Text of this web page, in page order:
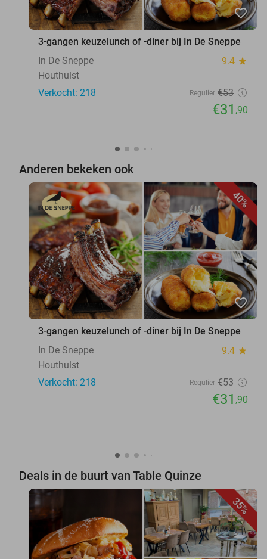
favorite_border
3-gangen keuzelunch of -diner bij In De Sneppe
In De Sneppe
9.4 star
Houthulst
Verkocht: 218
Regulier €53
€31 ,90
Anderen bekeken ook
40%
favorite_border
3-gangen keuzelunch of -diner bij In De Sneppe
In De Sneppe
9.4 star
Houthulst
Verkocht: 218
Regulier €53
€31 ,90
Deals in de buurt van Table Quinze
35%